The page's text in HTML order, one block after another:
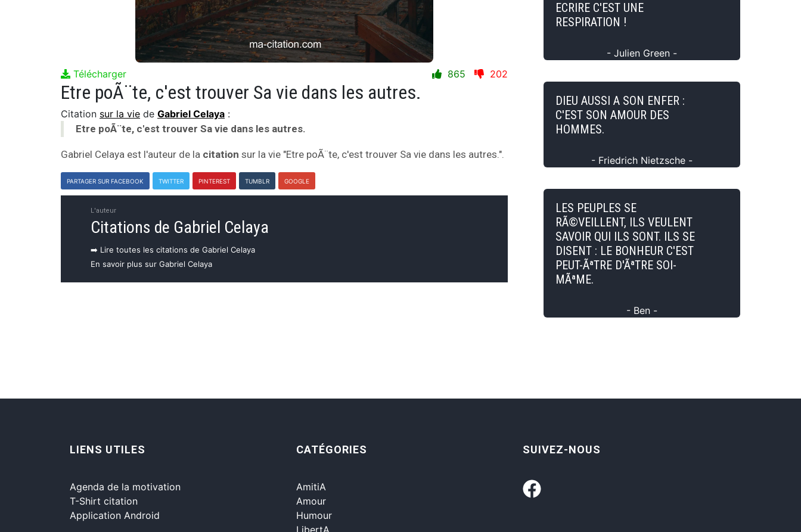
Télécharger 865 202
Etre poÃ¨te, c'est trouver Sa vie dans les autres.
Citation sur la vie de Gabriel Celaya :
Etre poÃ¨te, c'est trouver Sa vie dans les autres.
Gabriel Celaya est l'auteur de la citation sur la vie "Etre poÃ¨te, c'est trouver Sa vie dans les autres.".
PARTAGER SUR FACEBOOK TWITTER PINTEREST TUMBLR GOOGLE
L'auteur
Citations de Gabriel Celaya
➡️ Lire toutes les citations de Gabriel Celaya
En savoir plus sur Gabriel Celaya
ECRIRE C'EST UNE
RESPIRATION !
- Julien Green -
DIEU AUSSI A SON ENFER :
C'EST SON AMOUR DES
HOMMES.
- Friedrich Nietzsche -
LES PEUPLES SE
RÃ©VEILLENT, ILS VEULENT
SAVOIR QUI ILS SONT. ILS SE
DISENT : LE BONHEUR C'EST
PEUT-ÃªTRE D'ÃªTRE SOI-
MÃªME.
- Ben -
LIENS UTILES
Agenda de la motivation
T-Shirt citation
Application Android
CATÉGORIES
AmitiA
Amour
Humour
LibertA
SUIVEZ-NOUS